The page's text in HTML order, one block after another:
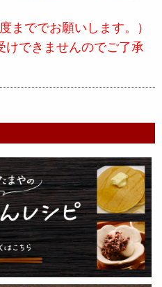
まででお願いします。）
けできませんのでご了承